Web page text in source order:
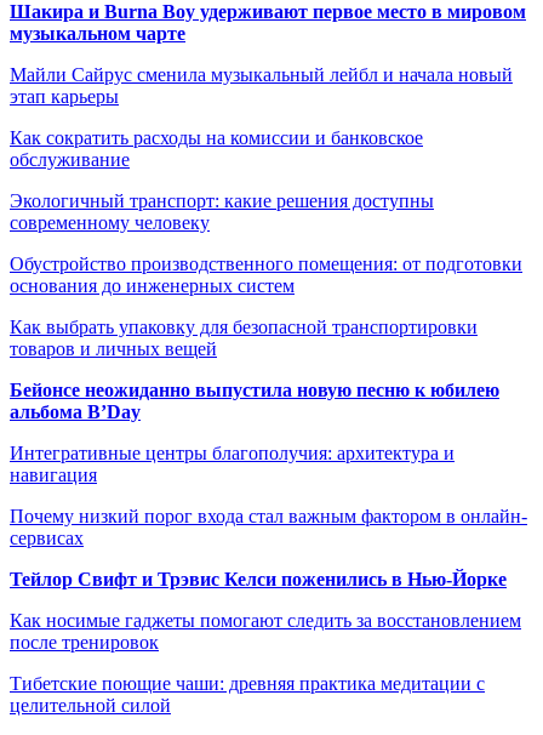
Шакира и Burna Boy удерживают первое место в мировом
музыкальном чарте
Майли Сайрус сменила музыкальный лейбл и начала новый
этап карьеры
Как сократить расходы на комиссии и банковское
обслуживание
Экологичный транспорт: какие решения доступны
современному человеку
Обустройство производственного помещения: от подготовки
основания до инженерных систем
Как выбрать упаковку для безопасной транспортировки
товаров и личных вещей
Бейонсе неожиданно выпустила новую песню к юбилею
альбома B’Day
Интегративные центры благополучия: архитектура и
навигация
Почему низкий порог входа стал важным фактором в онлайн-
сервисах
Тейлор Свифт и Трэвис Келси поженились в Нью-Йорке
Как носимые гаджеты помогают следить за восстановлением
после тренировок
Тибетские поющие чаши: древняя практика медитации с
целительной силой